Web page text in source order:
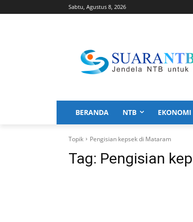
Sabtu, Agustus 8, 2026
BERANDA NTB EKONOMI
Topik Pengisian kepsek di Mataram
Tag: Pengisian